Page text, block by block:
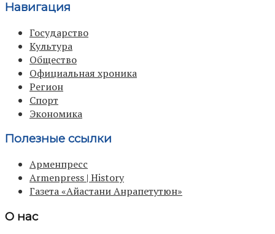
Навигация
Государство
Культура
Общество
Официальная хроника
Регион
Спорт
Экономика
Полезные ссылки
Арменпресс
Armenpress | History
Газета «Айастани Анрапетутюн»
О нас